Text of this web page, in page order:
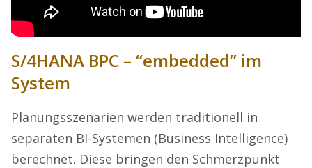
S/4HANA BPC – “embedded” im
System
Planungsszenarien werden traditionell in
separaten BI-Systemen (Business Intelligence)
berechnet. Diese bringen den Schmerzpunkt